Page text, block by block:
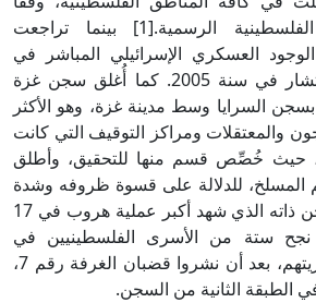
لبيانات المؤسسات الفلسطينية الرسمية.[1] بينما تراجعت
الوجود العسكري الإسرائيلي المباشر في
قطاع غزة وإعادة الانتشار في سنة 2005. كما أُغلق سجن غزة
السرايا وسط مدينة غزة، وهو الأكثر
والمعتقلات ومراكز التوقيف التي كانت
حيث خُصِّص قسم منها للتحقيق، وأطلق
المسلخ، للدلالة على قسوة ظروفه وشدة
التعذيب فيه. وهو السجن ذاته الذي شهد أكبر عملية هروب في 17
1987، حين نجح ستة من الأسرى الفلسطينيين في
الهروب منه وانتزاع حريتهم، بعد أن نشروا قضبان الغرفة رقم 7،
الطبقة الثانية من السجن.